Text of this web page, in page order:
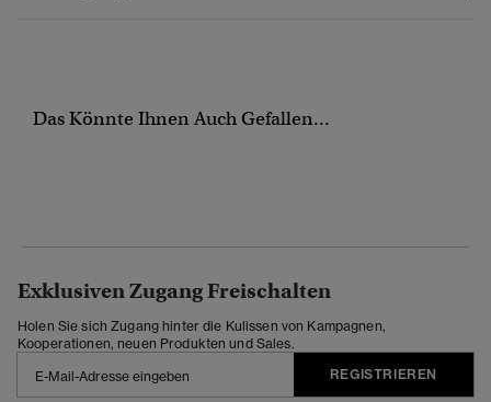
Das Könnte Ihnen Auch Gefallen...
Exklusiven Zugang Freischalten
Holen Sie sich Zugang hinter die Kulissen von Kampagnen,
Kooperationen, neuen Produkten und Sales.
REGISTRIEREN